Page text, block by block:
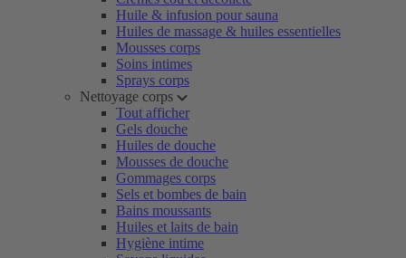
Huile & infusion pour sauna
Huiles de massage & huiles essentielles
Mousses corps
Soins intimes
Sprays corps
Nettoyage corps
Tout afficher
Gels douche
Huiles de douche
Mousses de douche
Gommages corps
Sels et bombes de bain
Bains moussants
Huiles et laits de bain
Hygiène intime